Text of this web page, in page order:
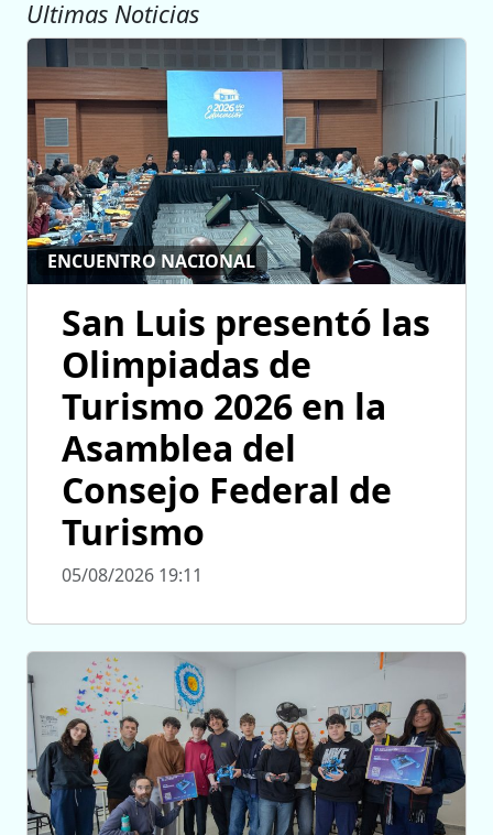
Ultimas Noticias
ENCUENTRO NACIONAL
San Luis presentó las
Olimpiadas de
Turismo 2026 en la
Asamblea del
Consejo Federal de
Turismo
05/08/2026 19:11